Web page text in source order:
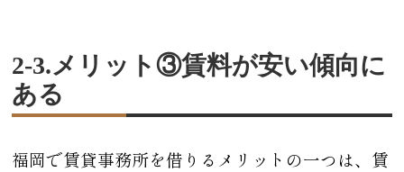
2-3.メリット③賃料が安い傾向に
ある
福岡で賃貸事務所を借りるメリットの一つは、賃